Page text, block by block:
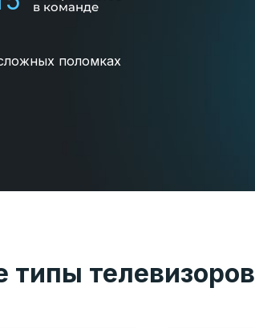
в команде
поломках
типы телевизоров